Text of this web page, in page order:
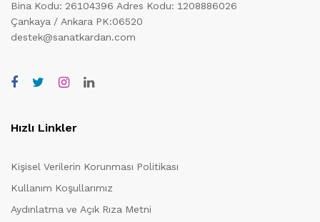
Bina Kodu: 26104396 Adres Kodu: 1208886026
Çankaya / Ankara PK:06520
destek@sanatkardan.com
Hızlı Linkler
Kişisel Verilerin Korunması Politikası
Kullanım Koşullarımız
Aydınlatma ve Açık Rıza Metni